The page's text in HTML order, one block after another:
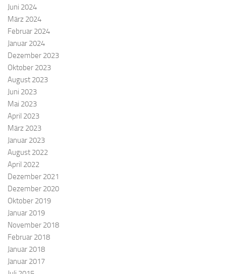
Juni 2024
März 2024
Februar 2024
Januar 2024
Dezember 2023
Oktober 2023
August 2023
Juni 2023
Mai 2023
April 2023
März 2023
Januar 2023
August 2022
April 2022
Dezember 2021
Dezember 2020
Oktober 2019
Januar 2019
November 2018
Februar 2018
Januar 2018
Januar 2017